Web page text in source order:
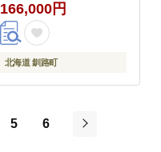
166,000円
北海道 釧路町
5
6